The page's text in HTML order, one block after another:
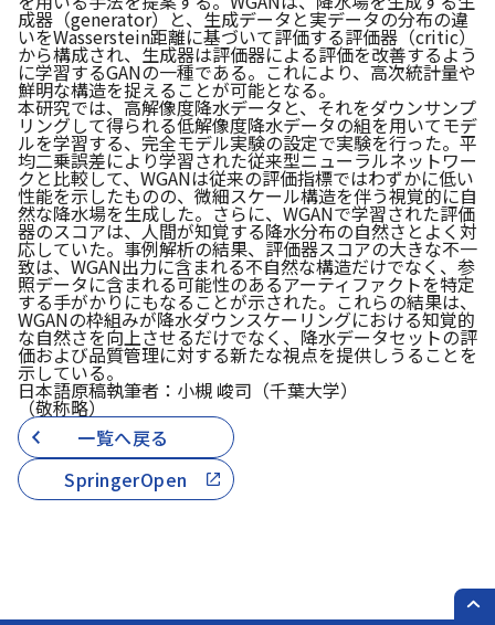
成器（generator）と、生成データと実データの分布の違
いをWasserstein距離に基づいて評価する評価器（critic）
から構成され、生成器は評価器による評価を改善するよう
に学習するGANの一種である。これにより、高次統計量や
鮮明な構造を捉えることが可能となる。
本研究では、高解像度降水データと、それをダウンサンプ
リングして得られる低解像度降水データの組を用いてモデ
ルを学習する、完全モデル実験の設定で実験を行った。平
均二乗誤差により学習された従来型ニューラルネットワー
クと比較して、WGANは従来の評価指標ではわずかに低い
性能を示したものの、微細スケール構造を伴う視覚的に自
然な降水場を生成した。さらに、WGANで学習された評価
器のスコアは、人間が知覚する降水分布の自然さとよく対
応していた。事例解析の結果、評価器スコアの大きな不一
致は、WGAN出力に含まれる不自然な構造だけでなく、参
照データに含まれる可能性のあるアーティファクトを特定
する手がかりにもなることが示された。これらの結果は、
WGANの枠組みが降水ダウンスケーリングにおける知覚的
な自然さを向上させるだけでなく、降水データセットの評
価および品質管理に対する新たな視点を提供しうることを
示している。
日本語原稿執筆者：小槻 峻司（千葉大学）
（敬称略）
一覧へ戻る
SpringerOpen